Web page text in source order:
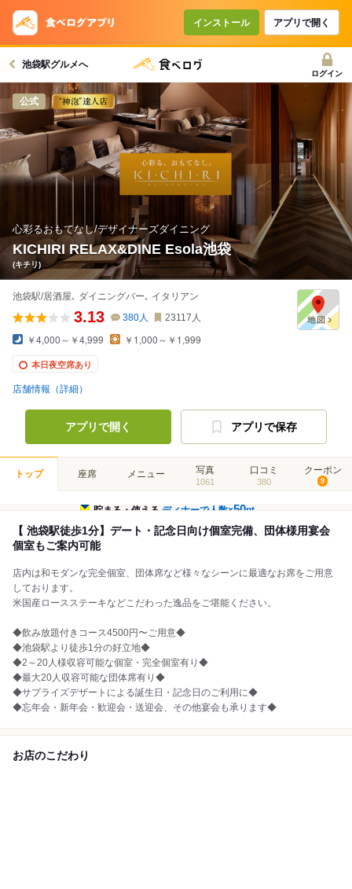
インストール アプリで開く
池袋駅グルメへ
ログイン
公式
心彩るおもてなし/デザイナーズダイニング
KICHIRI RELAX&DINE Esola池袋
(キチリ)
池袋駅/居酒屋､ ダイニングバー､ イタリアン
3.13 380人 23117 人
￥4,000～￥4,999 ￥1,000～￥1,999
本日夜空席あり
店舗情報（詳細）
アプリで開く アプリで保存
トップ 座席 メニュー 写真
1061
口コミ
380
クーポン
9
貯まる・使えるディナーで人数×50pt
【 池袋駅徒歩1分】デート・記念日向け個室完備、団体様用宴会
個室もご案内可能
店内は和モダンな完全個室、団体席など様々なシーンに最適なお席をご用意
しております。
米国産ロースステーキなどこだわった逸品をご堪能ください。
◆飲み放題付きコース4500円〜ご用意◆
◆池袋駅より徒歩1分の好立地◆
◆2～20人様収容可能な個室・完全個室有り◆
◆最大20人収容可能な団体席有り◆
◆サプライズデザートによる誕生日・記念日のご利用に◆
◆忘年会・新年会・歓迎会・送迎会、その他宴会も承ります◆
お店のこだわり
コースで使えるクーポン
戻る
クーポンを利用せず予約する